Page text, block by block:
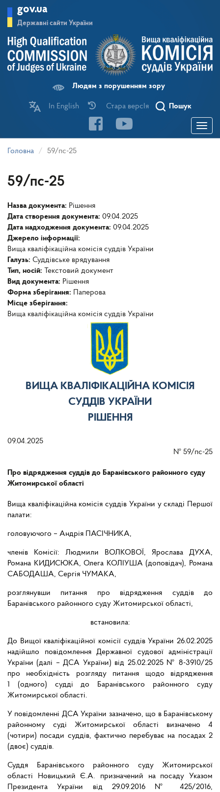
основного
матеріалу
gov.ua
Державні сайти України
Людям з порушенням зору
In English Стара версІя Пошук
Toggle
Головна 59/пс-25
59/пс-25
Назва документа: Рішення
Дата створення документа: 09.04.2025
Дата надходження документа: 09.04.2025
Джерело інформації:
Вища кваліфікаційна комісія суддів України
Галузь: Суддівське врядування
Тип, носій:
Текстовий документ
Вид документа: Рішення
Форма зберігання:
Паперова
Місце зберігання:
Вища кваліфікаційна комісія суддів України
ВИЩА КВАЛІФІКАЦІЙНА КОМІСІЯ
СУДДІВ УКРАЇНИ
РІШЕННЯ
09.04.2025
№ 59/пс-25
Про відрядження суддів до Баранівського районного суду
Житомирської області
Вища кваліфікаційна комісія суддів України у складі Першої
палати:
головуючого – Андрія ПАСІЧНИКА,
членів Комісії: Людмили ВОЛКОВОЇ, Ярослава ДУХА,
Романа КИДИСЮКА, Олега КОЛІУША (доповідач), Романа
САБОДАША, Сергія ЧУМАКА,
розглянувши питання про відрядження суддів до
Баранівського районного суду Житомирської області,
встановила:
До Вищої кваліфікаційної комісії суддів України 26.02.2025
надійшло повідомлення Державної судової адміністрації
України (далі – ДСА України) від 25.02.2025 № 8-3910/25
про необхідність розгляду питання щодо відрядження
1 (одного) судді до Баранівського районного суду
Житомирської області.
У повідомленні ДСА України зазначено, що в Баранівському
районному суді Житомирської області визначено 4
(чотири) посади суддів, фактично перебуває на посадах 2
(двоє) суддів.
Суддя Баранівського районного суду Житомирської
області Новицький Є.А. призначений на посаду Указом
Президента України від 29.09.2016 № 425/2016,